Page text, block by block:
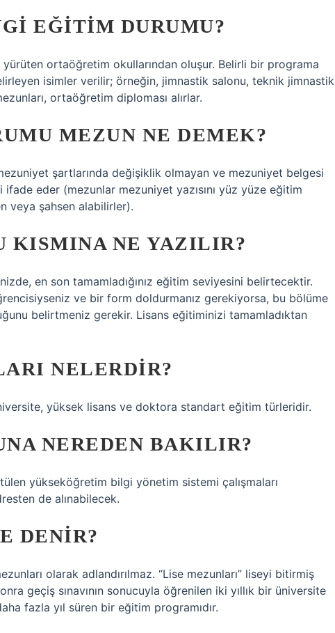
EĞITIM DURUMU?
ortaöğretim okullarından oluşur. Belirli bir programa
isimler verilir; örneğin, jimnastik salonu, teknik jimnastik
ortaöğretim diploması alırlar.
MEZUN NE DEMEK?
şartlarında değişiklik olmayan ve mezuniyet belgesi
ifade eder (mezunlar mezuniyet yazısını yüz yüze eğitim
veya şahsen alabilirler).
KISMINA NE YAZILIR?
en son tamamladığınız eğitim seviyesini belirtecektir.
ve bir form doldurmanız gerekiyorsa, bu bölüme
belirtmeniz gerekir. Lisans eğitiminizi tamamladıktan
NELERDIR?
yüksek lisans ve doktora standart eğitim türleridir.
NEREDEN BAKILIR?
yükseköğretim bilgi yönetim sistemi çalışmaları
de alınabilecek.
DENIR?
olarak adlandırılmaz. “Lise mezunları” liseyi bitirmiş
geçiş sınavının sonucuyla öğrenilen iki yıllık bir üniversite
fazla yıl süren bir eğitim programıdır.